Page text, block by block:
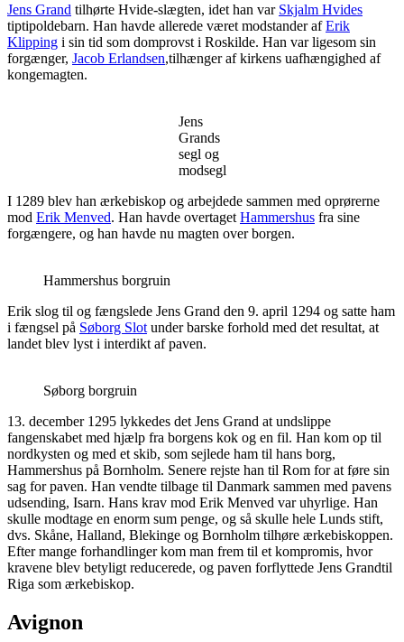
Jens Grand tilhørte Hvide-slægten, idet han var Skjalm Hvides
tiptipoldebarn. Han havde allerede været modstander afErik
Klipping i sin tid som domprovst i Roskilde. Han var ligesom sin
forgænger, Jacob Erlandsen,tilhænger af kirkens uafhængighed af
kongemagten.
Jens
Grands
segl og
modsegl
I 1289 blev han ærkebiskop og arbejdede sammen med oprørerne
mod Erik Menved. Han havde overtaget Hammershus fra sine
forgængere, og han havde nu magten over borgen.
Hammershus borgruin
Erik slog til og fængslede Jens Grand den 9. april 1294 og satte ham
i fængsel på Søborg Slot under barske forhold med det resultat, at
landet blev lyst i interdikt af paven.
Søborg borgruin
13. december 1295 lykkedes det Jens Grand at undslippe
fangenskabet med hjælp fra borgens kok og en fil. Han kom op til
nordkysten og med et skib, som sejlede ham til hans borg,
Hammershus på Bornholm. Senere rejste han til Rom for at føre sin
sag for paven. Han vendte tilbage til Danmark sammen med pavens
udsending, Isarn. Hans krav mod Erik Menved var uhyrlige. Han
skulle modtage en enorm sum penge, og så skulle hele Lunds stift,
dvs. Skåne, Halland, Blekinge og Bornholm tilhøre ærkebiskoppen.
Efter mange forhandlinger kom man frem til et kompromis, hvor
kravene blev betyligt reducerede, og paven forflyttede Jens Grandtil
Riga som ærkebiskop.
Avignon